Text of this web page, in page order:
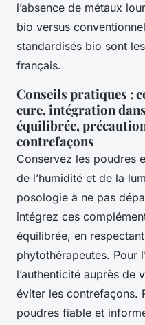
l’absence de métaux
bio versus
standardisés bio sont
français.
Conseils pratiques :
cure, intégration
équilibrée,
contrefaçons
Conservez les poudres
de l’humidité et de la
posologie à ne pas
intégrez ces
équilibrée, en
phytothérapeutes. Pour
l’authenticité auprès de
éviter les contrefaçons.
poudres fiable et